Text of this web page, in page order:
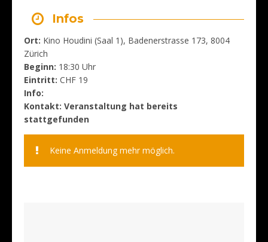
Infos
Ort: Kino Houdini (Saal 1), Badenerstrasse 173, 8004
Zürich
Beginn: 18:30 Uhr
Eintritt: CHF 19
Info:
Kontakt: Veranstaltung hat bereits
stattgefunden
Keine Anmeldung mehr möglich.